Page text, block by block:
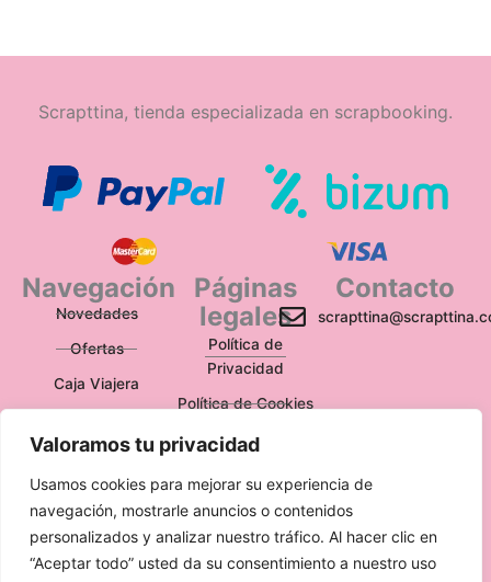
Valoramos tu privacidad
Usamos cookies para mejorar su experiencia de
navegación, mostrarle anuncios o contenidos
personalizados y analizar nuestro tráfico. Al hacer clic en
“Aceptar todo” usted da su consentimiento a nuestro uso
Scrapttina, tienda especializada en scrapbooking.
Navegación
Novedades
Ofertas
Caja Viajera
Páginas
legales
Política de
Privacidad
Política de Cookies
Política de
Aviso Legal
Contacto